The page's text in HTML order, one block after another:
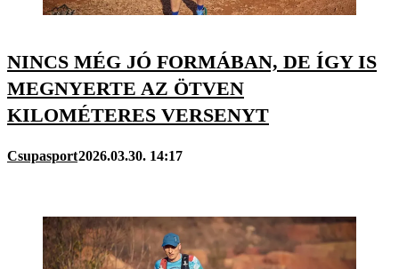
NINCS MÉG JÓ FORMÁBAN, DE ÍGY IS
MEGNYERTE AZ ÖTVEN
KILOMÉTERES VERSENYT
Csupasport2026.03.30. 14:17